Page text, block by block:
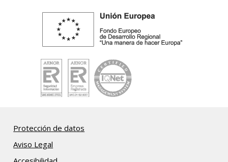
Protección de datos
Aviso Legal